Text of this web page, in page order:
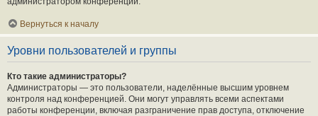
Вернуться к началу
Уровни пользователей и группы
Кто такие администраторы?
Администраторы — это пользователи, наделённые высшим уровнем
контроля над конференцией. Они могут управлять всеми аспектами
работы конференции, включая разграничение прав доступа, отключение